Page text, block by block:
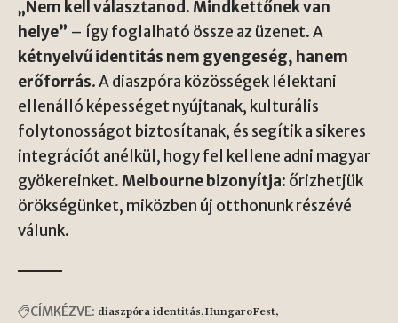
„Nem kell választanod. Mindkettőnek van
helye” – így foglalható össze az üzenet. A
kétnyelvű identitás nem gyengeség, hanem
erőforrás. A diaszpóra közösségek lélektani
ellenálló képességet nyújtanak, kulturális
folytonosságot biztosítanak, és segítik a sikeres
integrációt anélkül, hogy fel kellene adni magyar
gyökereinket.Melbourne bizonyítja: őrizhetjük
örökségünket, miközben új otthonunk részévé
válunk.
CÍMKÉZVE: diaszpóra identitás HungaroFest